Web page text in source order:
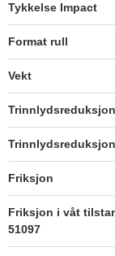
Tykkelse Impact
Format rull
Vekt
Friksjon
Friksjon i våt
51097